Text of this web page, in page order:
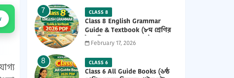
CLASS 8
Class 8 English Grammar
Guide & Textbook (৮ম শ্রেণির
ইংরেজি ২য় পত্র নতুন গাইড ও
পাঠ্যবই পিডিএফ) 2026 PDF
February 17, 2026
CLASS 6
Class 6 All Guide Books (৬ষ্ঠ